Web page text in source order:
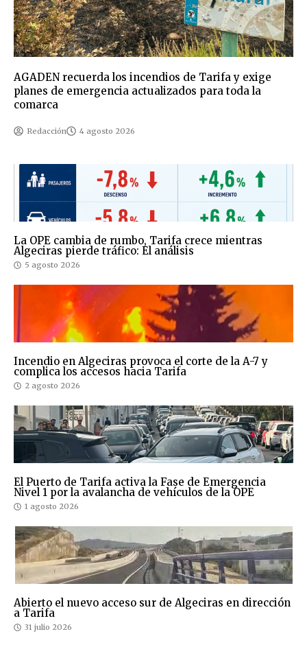
AGADEN recuerda los incendios de Tarifa y exige
planes de emergencia actualizados para toda la
comarca
Redacción 4 agosto 2026
La OPE cambia de rumbo, Tarifa crece mientras
Algeciras pierde tráfico: El análisis
5 agosto 2026
Incendio en Algeciras provoca el corte de la A-7 y
complica los accesos hacia Tarifa
2 agosto 2026
El Puerto de Tarifa activa la Fase de Emergencia
Nivel 1 por la avalancha de vehículos de la OPE
1 agosto 2026
Abierto el nuevo acceso sur de Algeciras en dirección
a Tarifa
31 julio 2026